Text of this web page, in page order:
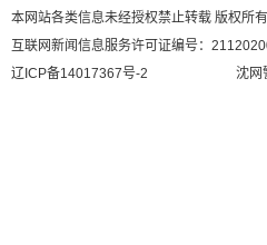
本网站各类信息未经授权禁止转载 版权所
互联网新闻信息服务许可证编号：
辽ICP备14017367号-2
沈网